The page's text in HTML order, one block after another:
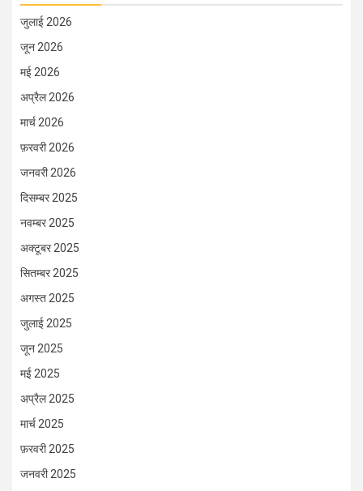
जुलाई 2026
जून 2026
मई 2026
अप्रैल 2026
मार्च 2026
फ़रवरी 2026
जनवरी 2026
दिसम्बर 2025
नवम्बर 2025
अक्टूबर 2025
सितम्बर 2025
अगस्त 2025
जुलाई 2025
जून 2025
मई 2025
अप्रैल 2025
मार्च 2025
फ़रवरी 2025
जनवरी 2025